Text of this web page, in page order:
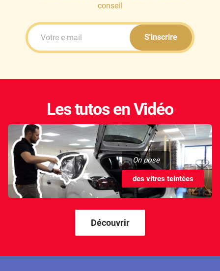
conseil
S'inscrire
Les tutos en Vidéo
On pose
des vitres teintées
Découvrir